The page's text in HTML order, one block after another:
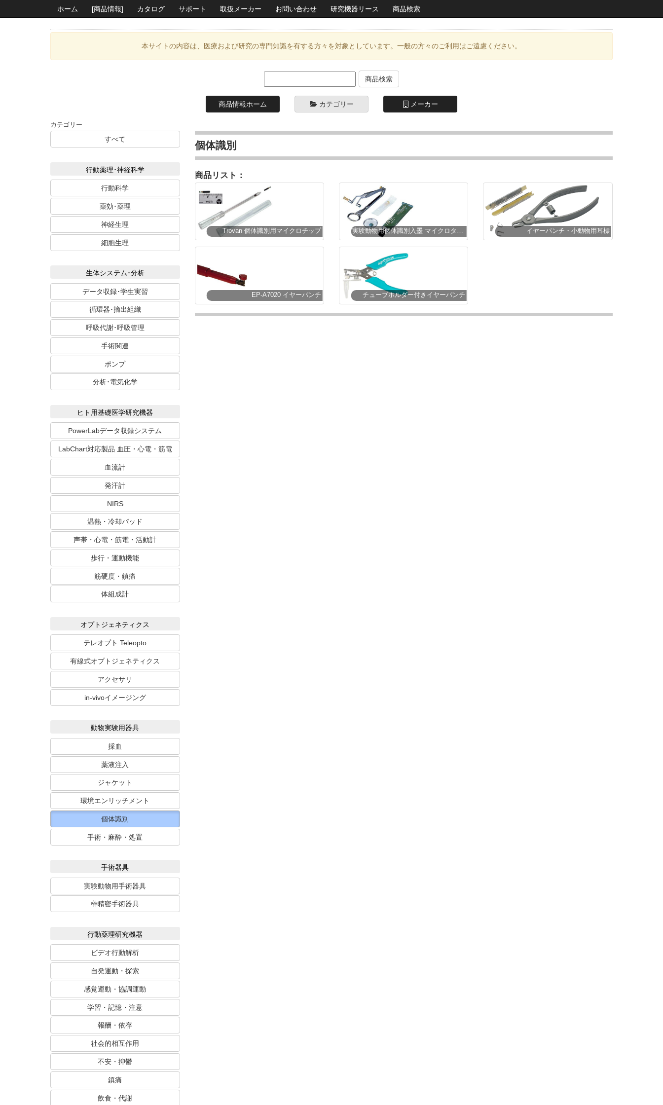
ホーム [商品情報] カタログ サポート 取扱メーカー お問い合わせ 研究機器リース 商品検索
本サイトの内容は、医療および研究の専門知識を有する方々を対象としています。一般の方々のご利用はご遠慮ください。
商品情報ホーム カテゴリー メーカー
カテゴリー
すべて
行動薬理･神経科学
行動科学
薬効･薬理
神経生理
細胞生理
生体システム･分析
データ収録･学生実習
循環器･摘出組織
呼吸代謝･呼吸管理
手術関連
ポンプ
分析･電気化学
ヒト用基礎医学研究機器
PowerLabデータ収録システム
LabChart対応製品 血圧・心電・筋電
血流計
発汗計
NIRS
温熱・冷却パッド
声帯・心電・筋電・活動計
歩行・運動機能
筋硬度・鎮痛
体組成計
オプトジェネティクス
テレオプト Teleopto
有線式オプトジェネティクス
アクセサリ
in-vivoイメージング
動物実験用器具
採血
薬液注入
ジャケット
環境エンリッチメント
個体識別
手術・麻酔・処置
手術器具
実験動物用手術器具
榊精密手術器具
行動薬理研究機器
ビデオ行動解析
自発運動・探索
感覚運動・協調運動
学習・記憶・注意
報酬・依存
社会的相互作用
不安・抑鬱
鎮痛
飲食・代謝
個体識別
商品リスト：
Trovan 個体識別用マイクロチップ 実験動物用個体識別入墨 マイクロタトゥーキット イヤーパンチ・小動物用耳標
EP-A7020 イヤーパンチ チューブホルダー付きイヤーパンチ